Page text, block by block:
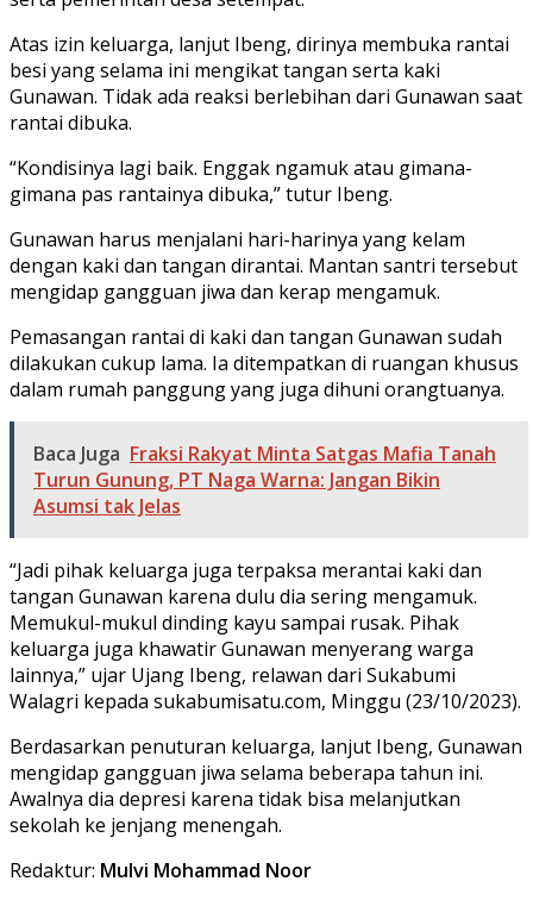
Atas izin keluarga, lanjut Ibeng, dirinya membuka rantai
besi yang selama ini mengikat tangan serta kaki
Gunawan. Tidak ada reaksi berlebihan dari Gunawan saat
rantai dibuka.
“Kondisinya lagi baik. Enggak ngamuk atau gimana-
gimana pas rantainya dibuka,” tutur Ibeng.
Gunawan harus menjalani hari-harinya yang kelam
dengan kaki dan tangan dirantai. Mantan santri tersebut
mengidap gangguan jiwa dan kerap mengamuk.
Pemasangan rantai di kaki dan tangan Gunawan sudah
dilakukan cukup lama. Ia ditempatkan di ruangan khusus
dalam rumah panggung yang juga dihuni orangtuanya.
Baca Juga Fraksi Rakyat Minta Satgas Mafia Tanah
Turun Gunung, PT Naga Warna: Jangan Bikin
Asumsi tak Jelas
“Jadi pihak keluarga juga terpaksa merantai kaki dan
tangan Gunawan karena dulu dia sering mengamuk.
Memukul-mukul dinding kayu sampai rusak. Pihak
keluarga juga khawatir Gunawan menyerang warga
lainnya,” ujar Ujang Ibeng, relawan dari Sukabumi
Walagri kepada sukabumisatu.com, Minggu (23/10/2023).
Berdasarkan penuturan keluarga, lanjut Ibeng, Gunawan
mengidap gangguan jiwa selama beberapa tahun ini.
Awalnya dia depresi karena tidak bisa melanjutkan
sekolah ke jenjang menengah.
Redaktur: Mulvi Mohammad Noor